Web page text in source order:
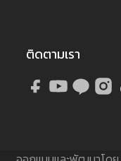
ติดตามเรา